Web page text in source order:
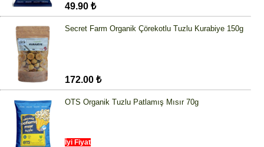
49.90 ₺
Secret Farm Organik Çörekotlu Tuzlu Kurabiye 150g
172.00 ₺
OTS Organik Tuzlu Patlamış Mısır 70g
İyi Fiyat